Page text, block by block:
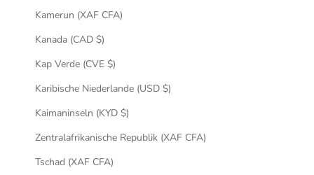
Kamerun (XAF CFA)
Kanada (CAD $)
Kap Verde (CVE $)
Karibische Niederlande (USD $)
Kaimaninseln (KYD $)
Zentralafrikanische Republik (XAF CFA)
Tschad (XAF CFA)